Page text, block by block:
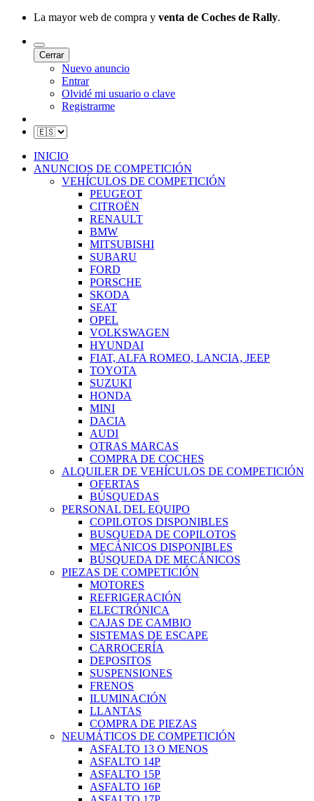
La mayor web de compra y venta de Coches de Rally.
Cerrar
Nuevo anuncio
Entrar
Olvidé mi usuario o clave
Registrarme
INICIO
ANUNCIOS DE COMPETICIÓN
VEHÍCULOS DE COMPETICIÓN
PEUGEOT
CITROËN
RENAULT
BMW
MITSUBISHI
SUBARU
FORD
PORSCHE
SKODA
SEAT
OPEL
VOLKSWAGEN
HYUNDAI
FIAT, ALFA ROMEO, LANCIA, JEEP
TOYOTA
SUZUKI
HONDA
MINI
DACIA
AUDI
OTRAS MARCAS
COMPRA DE COCHES
ALQUILER DE VEHÍCULOS DE COMPETICIÓN
OFERTAS
BÚSQUEDAS
PERSONAL DEL EQUIPO
COPILOTOS DISPONIBLES
BUSQUEDA DE COPILOTOS
MECÁNICOS DISPONIBLES
BÚSQUEDA DE MECÁNICOS
PIEZAS DE COMPETICIÓN
MOTORES
REFRIGERACIÓN
ELECTRÓNICA
CAJAS DE CAMBIO
SISTEMAS DE ESCAPE
CARROCERÍA
DEPOSITOS
SUSPENSIONES
FRENOS
ILUMINACIÓN
LLANTAS
COMPRA DE PIEZAS
NEUMÁTICOS DE COMPETICIÓN
ASFALTO 13 O MENOS
ASFALTO 14P
ASFALTO 15P
ASFALTO 16P